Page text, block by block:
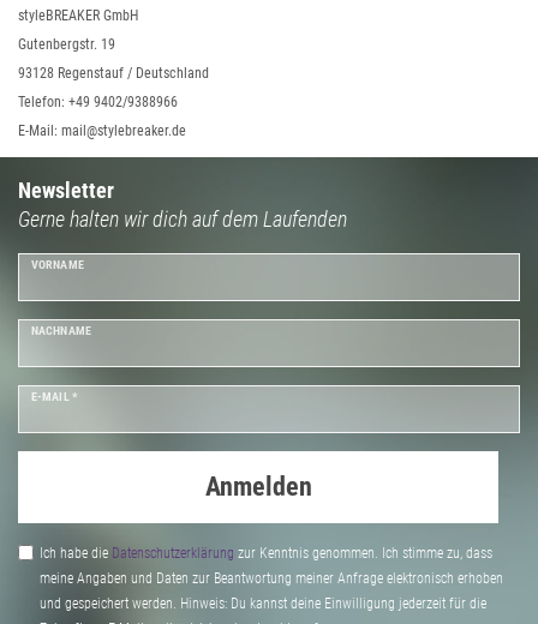
styleBREAKER GmbH
Gutenbergstr. 19
93128 Regenstauf / Deutschland
Telefon: +49 9402/9388966
E-Mail: mail@stylebreaker.de
Newsletter
Gerne halten wir dich auf dem Laufenden
VORNAME
NACHNAME
E-MAIL *
Anmelden
Ich habe die Daten­schutz­erklärung zur Kenntnis genommen. Ich stimme zu, dass
meine Angaben und Daten zur Beantwortung meiner Anfrage elektronisch erhoben
und gespeichert werden. Hinweis: Du kannst deine Einwilligung jederzeit für die